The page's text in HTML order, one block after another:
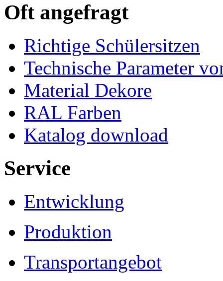
Oft angefragt
Richtige Schülersitzen
Technische Parameter
Material Dekore
RAL Farben
Katalog download
Service
Entwicklung
Produktion
Transportangebot